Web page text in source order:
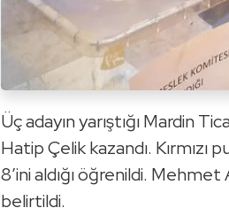
Üç adayın yarıştığı Mardin
Hatip Çelik kazandı. Kırmızı
8’ini aldığı öğrenildi. Mehmet
belirtildi.